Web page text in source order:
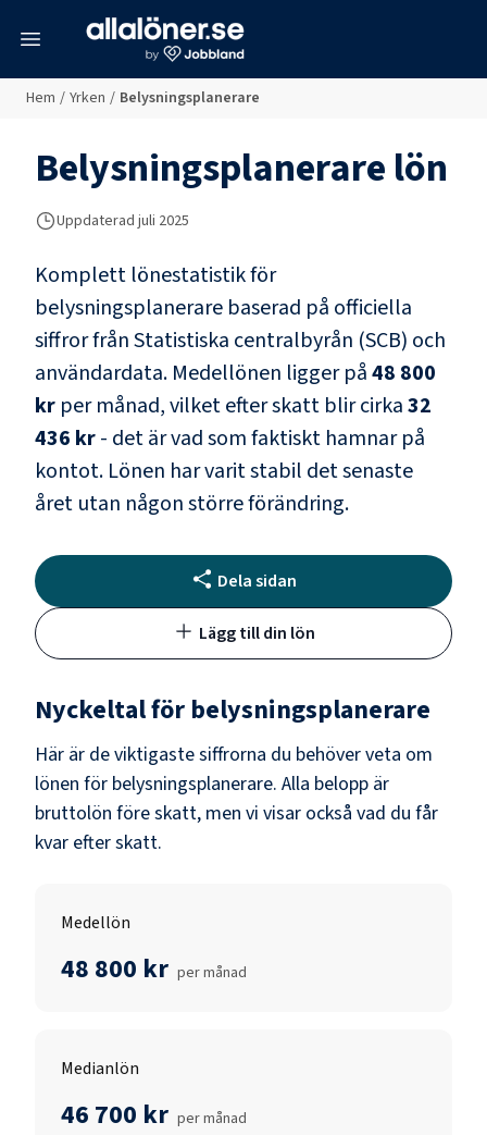
Hem / Yrken / Belysningsplanerare
Belysningsplanerarelön
Uppdaterad juli 2025
Komplett lönestatistik för
belysningsplanerare baserad på officiella
siffror från Statistiska centralbyrån (SCB) och
användardata. Medellönen ligger på48 800
kr per månad, vilket efter skatt blir cirka32
436 kr- det är vad som faktiskt hamnar på
kontot. Lönen har varit stabil det senaste
året utan någon större förändring.
Dela sidan
Lägg till din lön
Nyckeltal för belysningsplanerare
Här är de viktigaste siffrorna du behöver veta om
lönen för belysningsplanerare. Alla belopp är
bruttolön före skatt, men vi visar också vad du får
kvar efter skatt.
Medellön
48 800 kr per månad
Medianlön
46 700 kr per månad